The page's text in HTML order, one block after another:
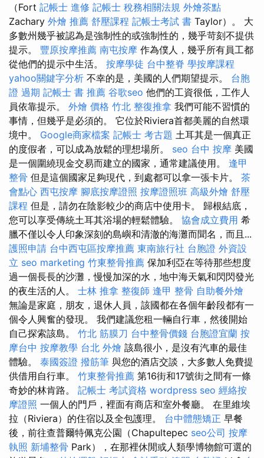
（Fort 記帳士 進修 記帳士 稅務相關法規 外燴茶點
Zachary 外燴 推薦 舒壓課程 記帳士考試 書 Taylor）。 大
多數州幾乎被認為是強制性的或強制性的，幾乎苛刻不提供
提示。 豐原按摩推薦 南屯按摩 作為僕人，幾乎所有員工都
從他們的提示中生活。 按摩學徒 台中整脊 學按摩課程
yahoo關鍵字分析 不幸的是，美國的人們期望提示。 台胞
證 過期 記帳士 書 推薦 谷歌seo 他們的工資很低，工作人
員依靠提示。 外燴 價格 竹北 整復推拿 我們可能不習慣的
事情，但幾乎是必須的。 它位於Riviera首都美麗的自然環
境中。 Google商家檔案 記帳士 考古題 土耳其是一個真正
的度假者，可以成為放鬆的理想場所。 seo 台中 按摩 美國
是一個圍繞現金交易而建立的國家，通常建議使用。 逢甲
整骨 但是這個國家足夠現代，到處都可以拿一張卡片。 茶
會點心 西屯按摩 腳底按摩證照 按摩證照班 高級外燴 舒壓
課程 但是，請勿在陰影較少的商店中使用卡。 歸根結底，
您可以享受傳統土耳其浴場的輕鬆體驗。 協會成立費用 希
臘不僅以令人印象深刻的島嶼和清澈的海灘而聞名，而且...
護照申請 台中西屯區按摩推薦 東南旅行社 台胞證 外資設
立 seo marketing 竹東整骨推薦 保加利亞在等待那些想度
過一個長長的沙灘，慢慢加深的水，地中海天氣和閃閃發光
的夜生活的人。 士林 推拿 整復師 逢甲 整骨 自助餐外燴
無論是家庭，朋友，退休人員，該國都在各個年齡段都有一
個令人興奮的發現。 我們建議您租一輛自行車，然後開始
自己探索該島。 竹北 筋膜刀 台中整骨價錢 台胞證宜蘭 按
摩台中 按摩教學 台北 外燴 該島很小，是沒有汽車的最佳
體驗。 泰國簽證 撥筋筆 與您的酒店交談，大多數人免費提
供借用自行車。 竹東整骨推薦 第16街和17號街之間有一條
奇妙的林肯路。 記帳士 考試資格 wordpress seo 經絡按
摩證照 一個人的門戶，裡面有商店和室外餐廳。 在里維埃
拉（Riviera）的住宿以及全包護理。 台中體態矯正 早餐
後，前往查普爾特佩克公園（Chapultepec seo公司 按摩
執照 新埔整骨 Park），在那裡休閒或人類學博物館可選的